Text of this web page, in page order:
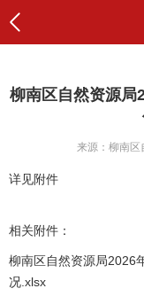
柳南区自然资源局
来源：柳南区
详见附件
相关附件：
柳南区自然资源局2026
况.xlsx